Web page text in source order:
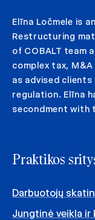
Elīna Ločmele is
Restructuring
of COBALT team
complex tax,
as advised
regulation. Elīna
secondment with
Praktikos
Darbuotojų
Jungtinė veikla ir